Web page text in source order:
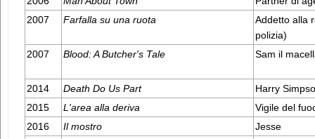
2007
Farfalla su una ruota
Addetto alla
polizia)
2007
Blood: A Butcher's Tale Sam il
2014 Death Do Us Part
Harry
2015
L'area alla deriva
Vigile del
2016
Il mostro
Jesse